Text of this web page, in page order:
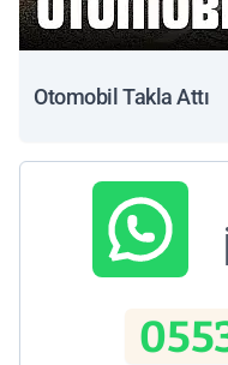
Otomobil Takla Attı